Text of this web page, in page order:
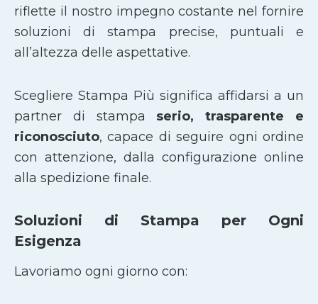
riflette il nostro impegno costante nel fornire
soluzioni di stampa precise, puntuali e
all’altezza delle aspettative.
Scegliere Stampa Più significa affidarsi a un
partner di stampa serio, trasparente e
riconosciuto, capace di seguire ogni ordine
con attenzione, dalla configurazione online
alla spedizione finale.
Soluzioni di Stampa per Ogni
Esigenza
Lavoriamo ogni giorno con: